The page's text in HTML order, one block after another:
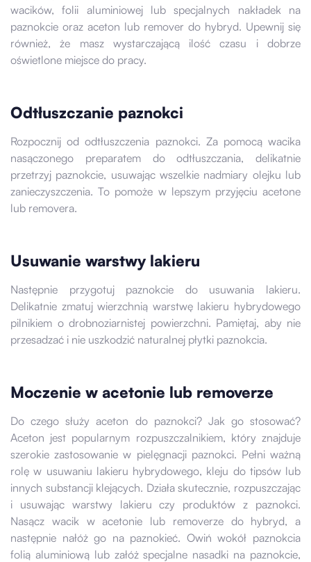
wacików, folii aluminiowej lub specjalnych nakładek na
paznokcie oraz aceton lub remover do hybryd. Upewnij się
również, że masz wystarczającą ilość czasu i dobrze
oświetlone miejsce do pracy.
Odtłuszczanie paznokci
Rozpocznij od odtłuszczenia paznokci. Za pomocą wacika
nasączonego preparatem do odtłuszczania, delikatnie
przetrzyj paznokcie, usuwając wszelkie nadmiary olejku lub
zanieczyszczenia. To pomoże w lepszym przyjęciu acetone
lub removera.
Usuwanie warstwy lakieru
Następnie przygotuj paznokcie do usuwania lakieru.
Delikatnie zmatuj wierzchnią warstwę lakieru hybrydowego
pilnikiem o drobnoziarnistej powierzchni. Pamiętaj, aby nie
przesadzać i nie uszkodzić naturalnej płytki paznokcia.
Moczenie w acetonie lub removerze
Do czego służy aceton do paznokci? Jak go stosować?
Aceton jest popularnym rozpuszczalnikiem, który znajduje
szerokie zastosowanie w pielęgnacji paznokci. Pełni ważną
rolę w usuwaniu lakieru hybrydowego, kleju do tipsów lub
innych substancji klejących. Działa skutecznie, rozpuszczając
i usuwając warstwy lakieru czy produktów z paznokci.
Nasącz wacik w acetonie lub removerze do hybryd, a
następnie nałóż go na paznokieć. Owiń wokół paznokcia
folią aluminiową lub załóż specjalne nasadki na paznokcie,